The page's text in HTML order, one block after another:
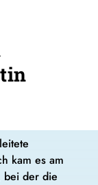
kam es am
bei der die